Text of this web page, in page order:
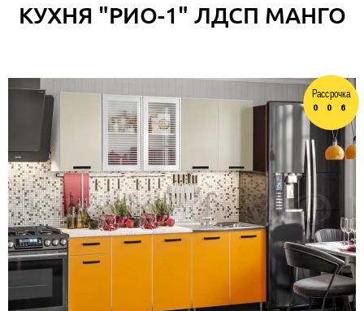
КУХНЯ "РИО-1" ЛДСП МАНГО